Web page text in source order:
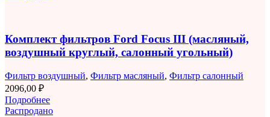
Комплект фильтров Ford Focus III (масляный,
воздушный круглый, салонный угольный)
Фильтр воздушный, Фильтр масляный, Фильтр салонный
2096,00 ₽
Подробнее
Распродано